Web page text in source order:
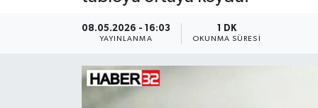
08.05.2026 - 16:03
YAYINLANMA
1 DK
OKUNMA SÜRESI
Son Dakika Haberleri